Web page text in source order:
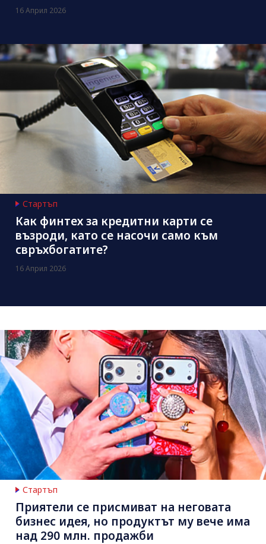
16 Април 2026
Стартъп
Как финтех за кредитни карти се
възроди, като се насочи само към
свръхбогатите?
16 Април 2026
Стартъп
Приятели се присмиват на неговата
бизнес идея, но продуктът му вече има
над 290 млн. продажби